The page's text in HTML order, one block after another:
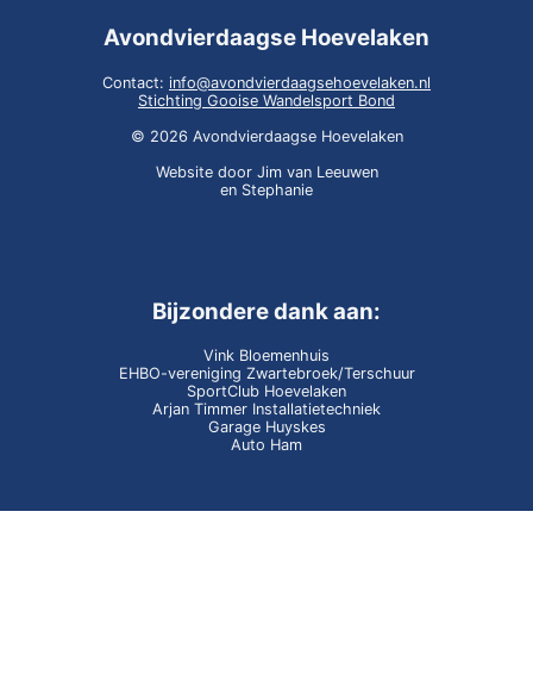
Avondvierdaagse Hoevelaken
Contact: info@avondvierdaagsehoevelaken.nl
Stichting Gooise Wandelsport Bond
© 2026 Avondvierdaagse Hoevelaken
Website door Jim van Leeuwen
en Stephanie
Bijzondere dank aan:
Vink Bloemenhuis
EHBO-vereniging Zwartebroek/Terschuur
SportClub Hoevelaken
Arjan Timmer Installatietechniek
Garage Huyskes
Auto Ham